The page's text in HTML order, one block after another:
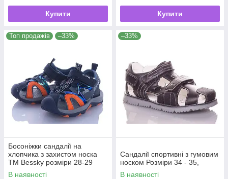
Купити Купити
Топ продажів –33%
Босоніжки сандалії на
хлопчика з захистом носка
ТМ Bessky розміри 28-29
В наявності
–33%
Сандалії спортивні з гумовим
носком Розміри 34 - 35,
В наявності